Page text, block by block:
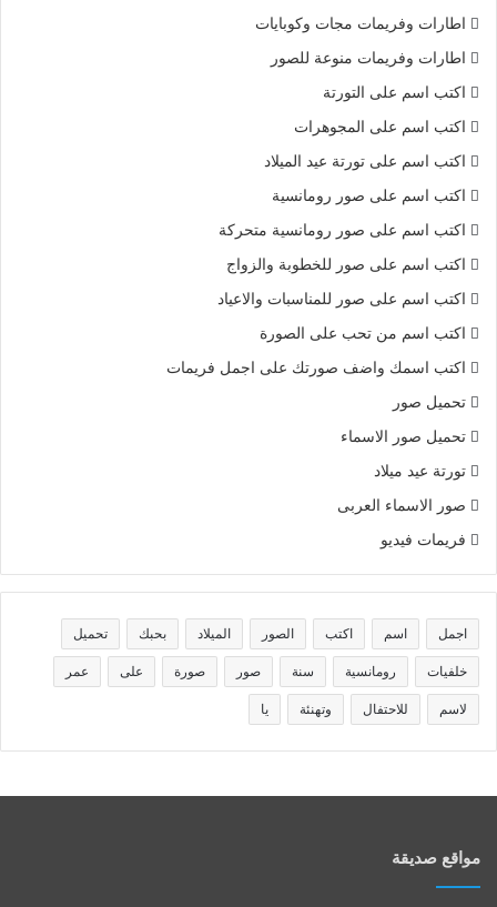
اطارات وفريمات مجات وكوبايات
اطارات وفريمات منوعة للصور
اكتب اسم على التورتة
اكتب اسم على المجوهرات
اكتب اسم على تورتة عيد الميلاد
اكتب اسم على صور رومانسية
اكتب اسم على صور رومانسية متحركة
اكتب اسم على صور للخطوبة والزواج
اكتب اسم على صور للمناسبات والاعياد
اكتب اسم من تحب على الصورة
اكتب اسمك واضف صورتك على اجمل فريمات
تحميل صور
تحميل صور الاسماء
تورتة عيد ميلاد
صور الاسماء العربى
فريمات فيديو
اجمل اسم اكتب الصور الميلاد بحبك تحميل
خلفيات رومانسية سنة صور صورة على عمر
لاسم للاحتفال وتهنئة يا
مواقع صديقة